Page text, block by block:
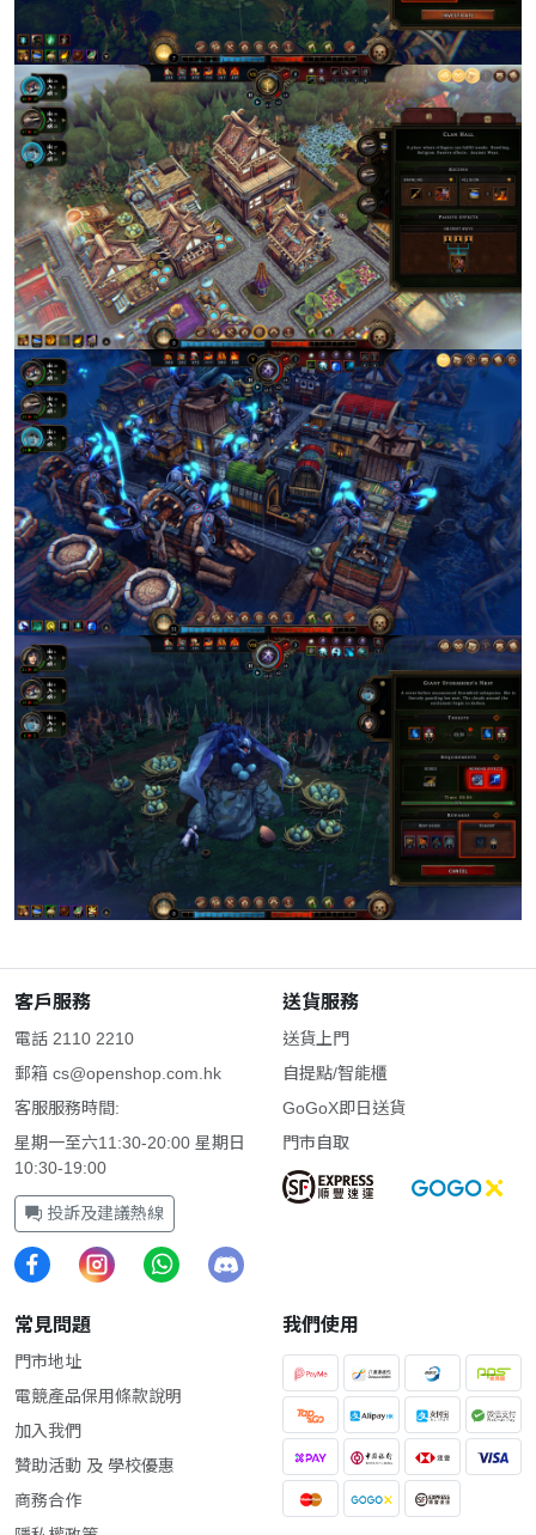
客戶服務
電話 2110 2210
郵箱 cs@openshop.com.hk
客服服務時間:
星期一至六11:30-20:00 星期日
10:30-19:00
投訴及建議熱線
送貨服務
送貨上門
自提點/智能櫃
GoGoX即日送貨
門市自取
常見問題
門市地址
電競產品保用條款說明
加入我們
贊助活動 及 學校優惠
商務合作
我們使用